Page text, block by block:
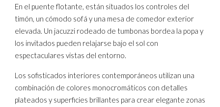
En el puente flotante, están situados los controles del
timón, un cómodo sofá y una mesa de comedor exterior
elevada. Un jacuzzi rodeado de tumbonas bordea la popa y
los invitados pueden relajarse bajo el sol con
espectaculares vistas del entorno.
Los sofisticados interiores contemporáneos utilizan una
combinación de colores monocromáticos con detalles
plateados y superficies brillantes para crear elegante zonas